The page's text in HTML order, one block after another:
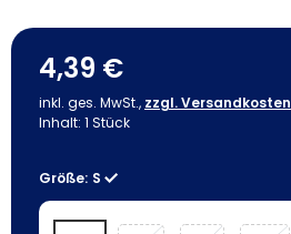
4,39 €
inkl. ges. MwSt., zzgl. Versandkosten
Inhalt: 1 Stück
Größe: S